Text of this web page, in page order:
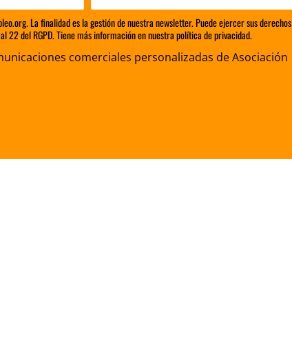
La finalidad es la gestión de nuestra newsletter. Puede ejercer sus derechos
del RGPD. Tiene más información en nuestra política de privacidad.
comerciales personalizadas de Asociación